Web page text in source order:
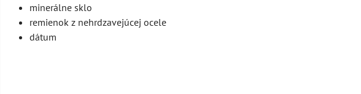
minerálne sklo
remienok z nehrdzavejúcej ocele
dátum